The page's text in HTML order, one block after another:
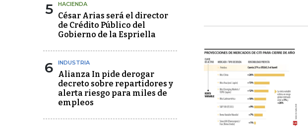
5 HACIENDA
César Arias será el director
de Crédito Público del
Gobierno de la Espriella
6 INDUSTRIA
Alianza In pide derogar
decreto sobre repartidores y
alerta riesgo para miles de
empleos